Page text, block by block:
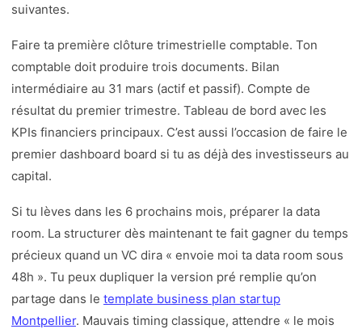
suivantes.
Faire ta première clôture trimestrielle comptable. Ton
comptable doit produire trois documents. Bilan
intermédiaire au 31 mars (actif et passif). Compte de
résultat du premier trimestre. Tableau de bord avec les
KPIs financiers principaux. C’est aussi l’occasion de faire le
premier dashboard board si tu as déjà des investisseurs au
capital.
Si tu lèves dans les 6 prochains mois, préparer la data
room. La structurer dès maintenant te fait gagner du temps
précieux quand un VC dira « envoie moi ta data room sous
48h ». Tu peux dupliquer la version pré remplie qu’on
partage dans le template business plan startup
Montpellier. Mauvais timing classique, attendre « le mois